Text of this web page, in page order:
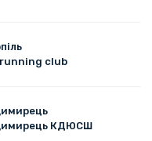
running club
КДЮСШ